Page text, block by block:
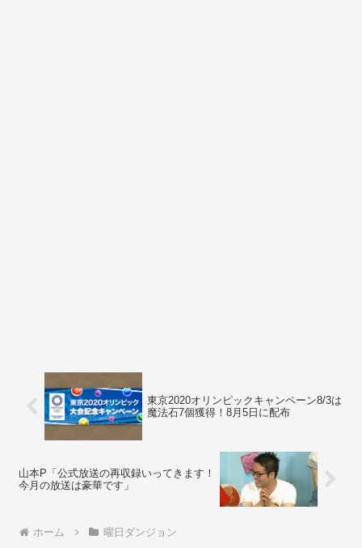
東京2020オリンピックキャンペーン8/3は
魔法石7個獲得！8月5日に配布
山本P「公式放送の再収録いってきます！
今月の放送は豪華です」
ホーム 曜日ダンジョン